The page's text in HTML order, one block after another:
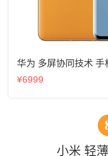
华为 多屏协同技术 手
¥6999
小米 轻